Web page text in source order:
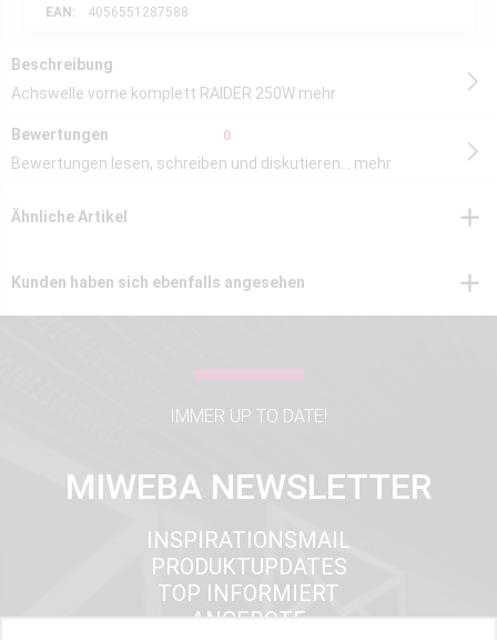
EAN:
4056551287588
Beschreibung
Achswelle vorne komplett RAIDER 250W mehr
Bewertungen 0
Bewertungen lesen, schreiben und diskutieren... mehr
Ähnliche Artikel
Kunden haben sich ebenfalls angesehen
IMMER UP TO DATE!
MIWEBA NEWSLETTER
INSPIRATIONSMAIL
PRODUKTUPDATES
TOP INFORMIERT
ANGEBOTE